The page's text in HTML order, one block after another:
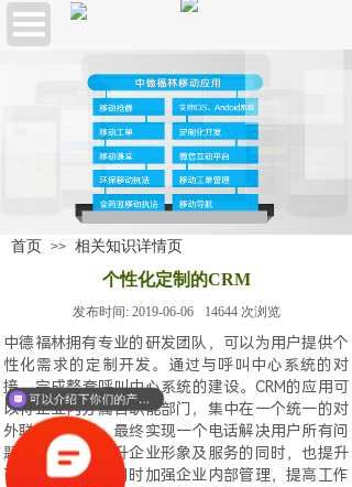
首页 >> 相关知识详情页
个性化定制的CRM
发布时间: 2019-06-06 14644 次浏览
中德福林拥有专业的研发团队，可以为用户提供个
性化需求的定制开发。通过与呼叫中心系统的对
接，完成整套呼叫中心系统的建设。CRM的应用可
以将企业内分属各职能部门，集中在一个统一的对
外联系“窗口”，最终实现一个电话解决用户所有问
题的目标。在提升企业形象及服务的同时，也提升
了用户满意度，同时加强企业内部管理，提高工作
可以介绍下你们的产品么？